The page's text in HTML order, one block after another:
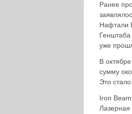
Ранее
Нафтали
Генштаба
уже
В
сумму
Это
Iron
Лазерная